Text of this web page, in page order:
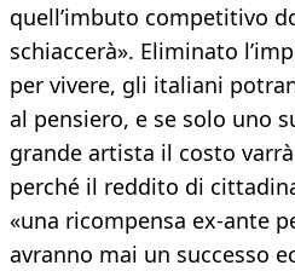
quell’imbuto competitivo
schiaccerà». Eliminato
per vivere, gli italiani
al pensiero, e se solo uno
grande artista il costo
perché il reddito di
«una ricompensa ex-ante
avranno mai un successo